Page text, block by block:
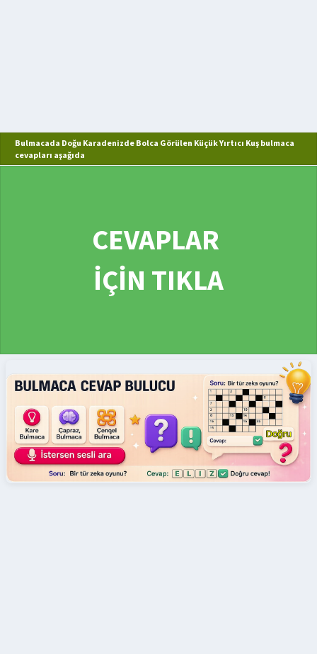
Bulmacada Doğu Karadenizde Bolca Görülen Küçük Yırtıcı Kuş bulmaca
cevapları aşağıda
CEVAPLAR
İÇİN TIKLA